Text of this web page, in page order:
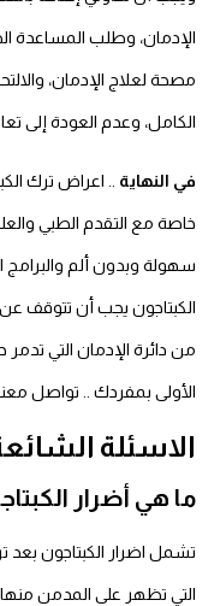
الإدمان، وطلب المساعدة
مصحة لعلاج الإدمان،
الكامل، وعدم العودة إلى
في النهاية .. اعراض ترك
خاصة مع التقدم الطبي
سهولة وبدون ألم والبرامج
الكبتاجون يجب أن تتوقف
من دائرة الإدمان التي
الأولى بمفردك .. تواصل
الاسئلة
ما هي أضرار
تشمل اضرار الكبتاجون بعد
التي تظهر على المدمن منها